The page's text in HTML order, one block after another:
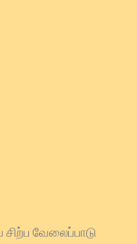
வேலைப்பாடு